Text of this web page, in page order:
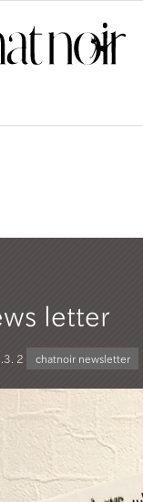
letter
3. 2 chatnoir newsletter